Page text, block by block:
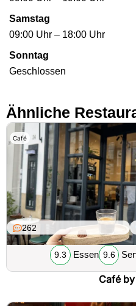
Samstag
09:00 Uhr – 18:00 Uhr
Sonntag
Geschlossen
Ähnliche
Café
262
9.3 Essen 9.6
Café